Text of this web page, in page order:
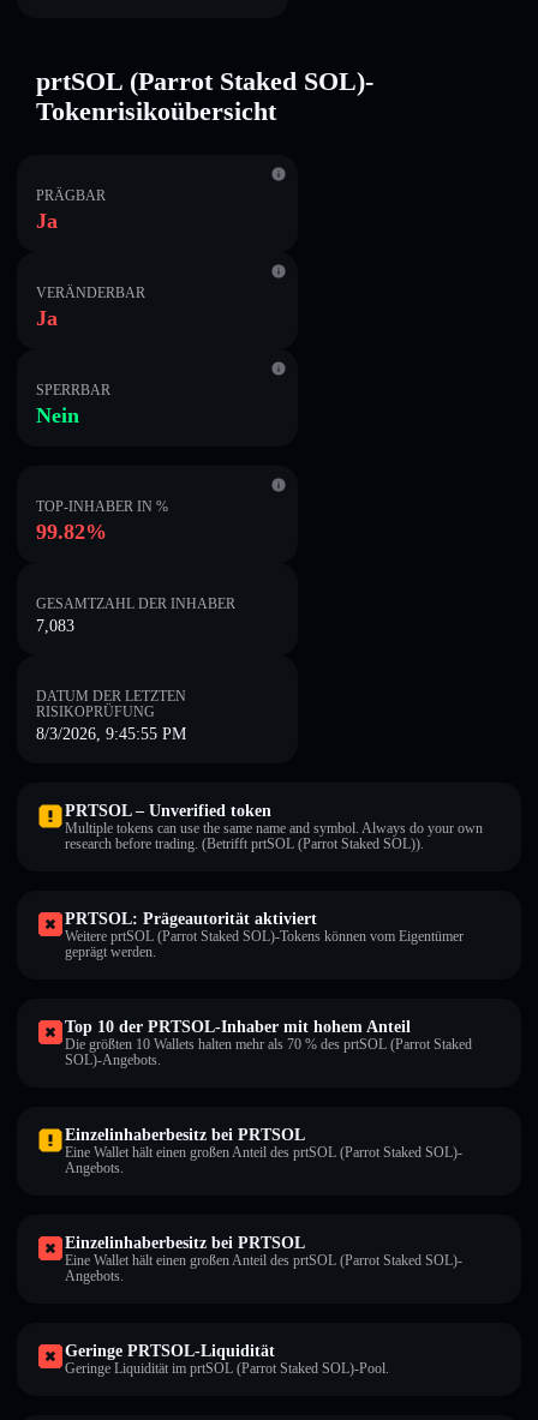
prtSOL (Parrot Staked SOL)-
Tokenrisikoübersicht
PRÄGBAR
Ja
VERÄNDERBAR
Ja
SPERRBAR
Nein
TOP-INHABER IN %
99.82%
GESAMTZAHL DER INHABER
7,083
DATUM DER LETZTEN
RISIKOPRÜFUNG
8/3/2026, 9:45:55 PM
PRTSOL – Unverified token
Multiple tokens can use the same name and symbol. Always do your own
research before trading. (Betrifft prtSOL (Parrot Staked SOL)).
PRTSOL: Prägeautorität aktiviert
Weitere prtSOL (Parrot Staked SOL)-Tokens können vom Eigentümer
geprägt werden.
Top 10 der PRTSOL-Inhaber mit hohem Anteil
Die größten 10 Wallets halten mehr als 70 % des prtSOL (Parrot Staked
SOL)-Angebots.
Einzelinhaberbesitz bei PRTSOL
Eine Wallet hält einen großen Anteil des prtSOL (Parrot Staked SOL)-
Angebots.
Einzelinhaberbesitz bei PRTSOL
Eine Wallet hält einen großen Anteil des prtSOL (Parrot Staked SOL)-
Angebots.
Geringe PRTSOL-Liquidität
Geringe Liquidität im prtSOL (Parrot Staked SOL)-Pool.